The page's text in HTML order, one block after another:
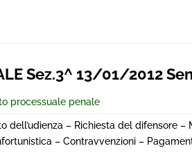
Sez.3^ 13/01/2012
processuale penale
dell’udienza – Richiesta del difensore
– Contravvenzioni –